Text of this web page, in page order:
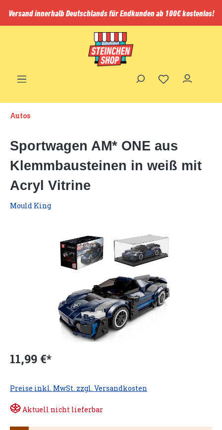
springen
Versand innerhalb Deutschlands für Endkunden ab 100€ kostenlos!
Autos
Sportwagen AM* ONE aus
Klemmbausteinen in weiß mit
Acryl Vitrine
Mould King
11,99 €*
Preise inkl. MwSt. zzgl. Versandkosten
Aktuell nicht lieferbar